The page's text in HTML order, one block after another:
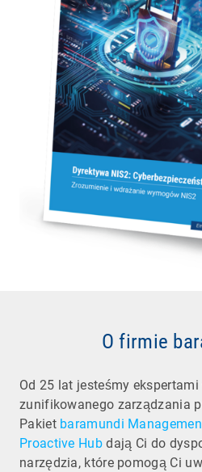
O firmie
Od 25 lat jesteśmy
zunifikowanego zarządzania
Pakiet baramundi
Proactive Hubdają Ci do
narzędzia, które pomogą Ci